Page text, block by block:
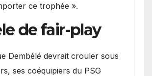
ce trophée ».
de fair-play
Dembélé devrait crouler sous
ses coéquipiers du PSG